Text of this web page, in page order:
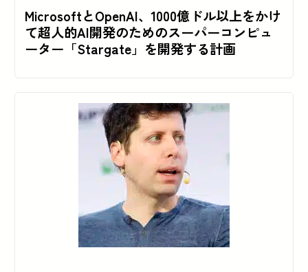
MicrosoftとOpenAI、1000億ドル以上をかけ
て超人的AI開発のためのスーパーコンピュ
ーター「Stargate」を開発する計画